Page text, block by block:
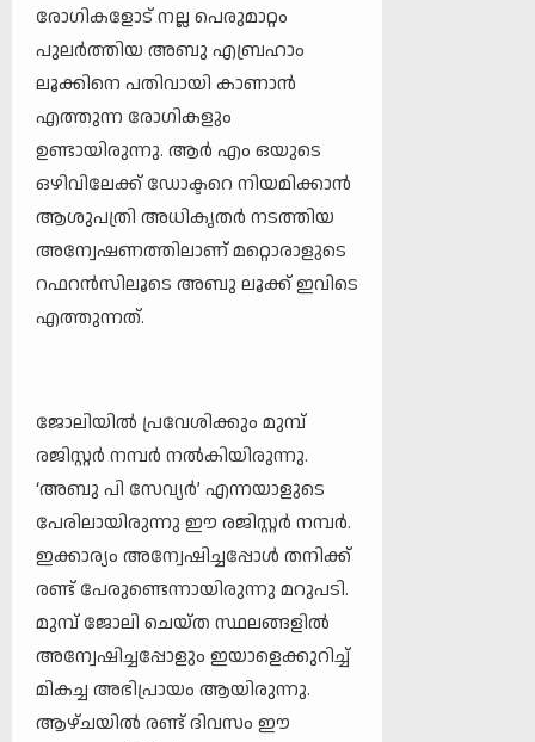
രോഗികളോട് നല്ല പെരുമാറ്റം
പുലര്‍ത്തിയ അബു എബ്രഹാം
ലൂക്കിനെ പതിവായി കാണാന്‍
എത്തുന്ന രോഗികളും
ഉണ്ടായിരുന്നു. ആര്‍ എം ഒയുടെ
ഒഴിവിലേക്ക് ഡോക്ടറെ നിയമിക്കാന്‍
ആശുപത്രി അധികൃതര്‍ നടത്തിയ
അന്വേഷണത്തിലാണ് മറ്റൊരാളുടെ
റഫറന്‍സിലൂടെ അബു ലൂക്ക് ഇവിടെ
എത്തുന്നത്.
ജോലിയില്‍ പ്രവേശിക്കും മുമ്പ്
രജിസ്റ്റര്‍ നമ്പര്‍ നൽകിയിരുന്നു.
‘അബു പി സേവ്യര്‍’ എന്നയാളുടെ
പേരിലായിരുന്നു ഈ രജിസ്റ്റര്‍ നമ്പര്‍.
ഇക്കാര്യം അന്വേഷിച്ചപ്പോൾ തനിക്ക്
രണ്ട് പേരുണ്ടെന്നായിരുന്നു മറുപടി.
മുമ്പ് ജോലി ചെയ്ത സ്ഥലങ്ങളില്‍
അന്വേഷിച്ചപ്പോളും ഇയാളെക്കുറിച്ച്
മികച്ച അഭിപ്രായം ആയിരുന്നു.
ആഴ്ചയില്‍ രണ്ട് ദിവസം ഈ